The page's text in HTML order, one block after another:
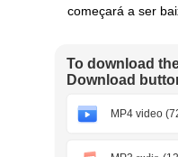
começará a ser